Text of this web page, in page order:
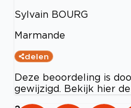
Sylvain BOURG
Marmande
delen
Deze beoordeling is
gewijzigd. Bekijk hier